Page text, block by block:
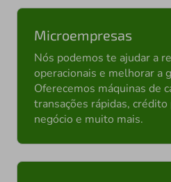
Microempresas
Nós podemos te ajudar a
operacionais e melhorar a
Oferecemos máquinas de
transações rápidas,
negócio e muito mais.